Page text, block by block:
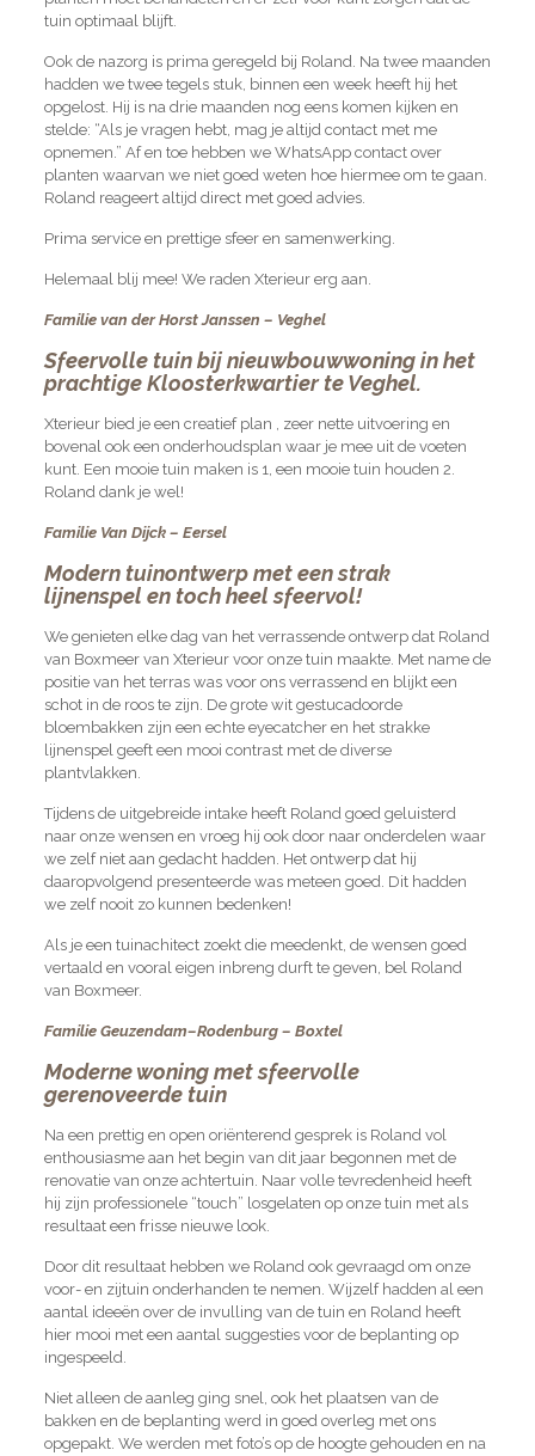
tuin optimaal blijft.
Ook de nazorg is prima geregeld bij Roland. Na twee maanden
hadden we twee tegels stuk, binnen een week heeft hij het
opgelost. Hij is na drie maanden nog eens komen kijken en
stelde: “Als je vragen hebt, mag je altijd contact met me
opnemen.” Af en toe hebben we WhatsApp contact over
planten waarvan we niet goed weten hoe hiermee om te gaan.
Roland reageert altijd direct met goed advies.
Prima service en prettige sfeer en samenwerking.
Helemaal blij mee! We raden Xterieur erg aan.
Familie van der Horst Janssen – Veghel
Sfeervolle tuin bij nieuwbouwwoning in het
prachtige Kloosterkwartier te Veghel.
Xterieur bied je een creatief plan , zeer nette uitvoering en
bovenal ook een onderhoudsplan waar je mee uit de voeten
kunt. Een mooie tuin maken is 1, een mooie tuin houden 2.
Roland dank je wel!
Familie Van Dijck – Eersel
Modern tuinontwerp met een strak
lijnenspel en toch heel sfeervol!
We genieten elke dag van het verrassende ontwerp dat Roland
van Boxmeer van Xterieur voor onze tuin maakte. Met name de
positie van het terras was voor ons verrassend en blijkt een
schot in de roos te zijn. De grote wit gestucadoorde
bloembakken zijn een echte eyecatcher en het strakke
lijnenspel geeft een mooi contrast met de diverse
plantvlakken.
Tijdens de uitgebreide intake heeft Roland goed geluisterd
naar onze wensen en vroeg hij ook door naar onderdelen waar
we zelf niet aan gedacht hadden. Het ontwerp dat hij
daaropvolgend presenteerde was meteen goed. Dit hadden
we zelf nooit zo kunnen bedenken!
Als je een tuinachitect zoekt die meedenkt, de wensen goed
vertaald en vooral eigen inbreng durft te geven, bel Roland
van Boxmeer.
Familie Geuzendam–Rodenburg – Boxtel
Moderne woning met sfeervolle
gerenoveerde tuin
Na een prettig en open oriënterend gesprek is Roland vol
enthousiasme aan het begin van dit jaar begonnen met de
renovatie van onze achtertuin. Naar volle tevredenheid heeft
hij zijn professionele “touch” losgelaten op onze tuin met als
resultaat een frisse nieuwe look.
Door dit resultaat hebben we Roland ook gevraagd om onze
voor- en zijtuin onderhanden te nemen. Wijzelf hadden al een
aantal ideeën over de invulling van de tuin en Roland heeft
hier mooi met een aantal suggesties voor de beplanting op
ingespeeld.
Niet alleen de aanleg ging snel, ook het plaatsen van de
bakken en de beplanting werd in goed overleg met ons
opgepakt. We werden met foto’s op de hoogte gehouden en na